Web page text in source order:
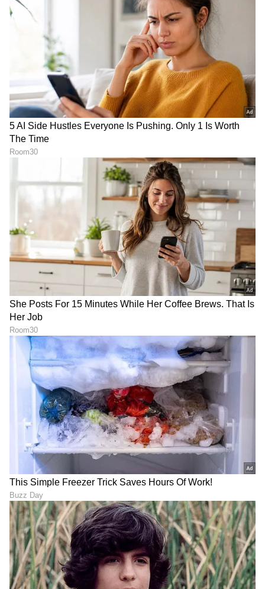
Karna Serial: ಅಬ್ಬಬ್ಬಾ...ಕರ್ಣ,
ನಿಧಿ ಮದುವೆ ಆಯ್ತು! ಕರ್ಣನ
ಮೇಲೆ ಕೆರಳಿ ಕೆಂಡವಾದ ವೀಕ್ಷಕರು!
ತ್ಯಾಗದಲ್ಲಿ ಕರ್ಣನನ್ನೂ ಮೀರಿಸಿದ
ನಿಧಿ; ಅಕ್ಕ ನಿತ್ಯಾಳ ಸೆಕೆಂಡ್
ಹ್ಯಾಂಡ್ ಪ್ರೀತಿಗೆ ಕರ್ಣ
ಬಲಿಯಾಗ್ತಾನಾ?
LATEST VIDEOS
"ರಾಜಕೀಯ ಬೇಡ, ಸಿನಿಮಾನೇ ಪ್ರಾಣ":
ಕನಕೋತ್ಸವದಲ್ಲಿ ರಿಷಬ್ ಶೆಟ್ಟಿ | Rishab
Shetty speech | Suvarna News
ಶೇ.50 ರಿಂದ ಶೇ.18 ಕ್ಕೆ TAX ಇಳಿಕೆ: ಮೋದಿ-
ಟ್ರಂಪ್ ಐತಿಹಾಸಿಕ ಒಪ್ಪಂದ | India US
Trade Deal | Party Rounds